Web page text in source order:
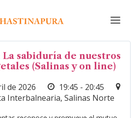
La sabiduría de nuestros
(Salinas y on line)
de 2026
19:45 - 20:45
Interbalnearia, Salinas Norte